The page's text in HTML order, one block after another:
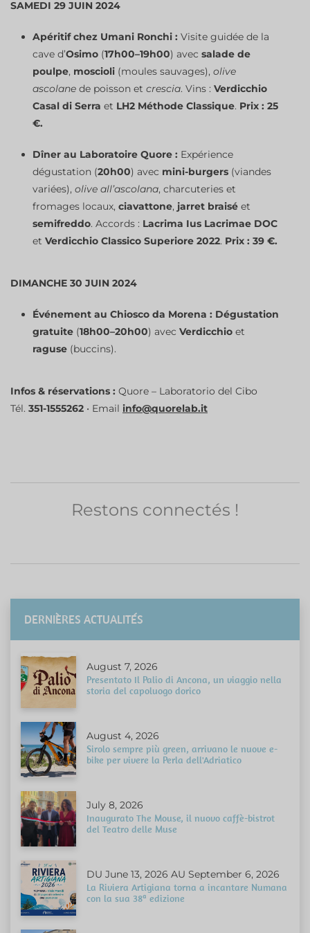
SAMEDI 29 JUIN 2024
Apéritif chez Umani Ronchi : Visite guidée de la
cave d’Osimo (17h00–19h00) avec salade de
poulpe, moscioli (moules sauvages), olive
ascolane de poisson et crescia. Vins : Verdicchio
Casal di Serra et LH2 Méthode Classique. Prix : 25
€.
Dîner au Laboratoire Quore : Expérience
dégustation (20h00) avec mini-burgers (viandes
variées), olive all’ascolana, charcuteries et
fromages locaux, ciavattone, jarret braisé et
semifreddo. Accords : Lacrima Ius Lacrimae DOC
et Verdicchio Classico Superiore 2022. Prix : 39 €.
DIMANCHE 30 JUIN 2024
Événement au Chiosco da Morena : Dégustation
gratuite (18h00–20h00) avec Verdicchio et
raguse (buccins).
Infos & réservations : Quore – Laboratorio del Cibo
Tél. 351-1555262 • Email info@quorelab.it
Restons connectés !
DERNIÈRES ACTUALITÉS
August 7, 2026
Presentato Il Palio di Ancona, un viaggio nella
storia del capoluogo dorico
August 4, 2026
Sirolo sempre più green, arrivano le nuove e-
bike per vivere la Perla dell'Adriatico
July 8, 2026
Inaugurato The Mouse, il nuovo caffè-bistrot
del Teatro delle Muse
DU June 13, 2026 AU September 6, 2026
La Riviera Artigiana torna a incantare Numana
con la sua 38ª edizione